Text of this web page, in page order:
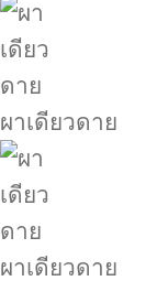
ผาเดียวดาย
ผาเดียวดาย